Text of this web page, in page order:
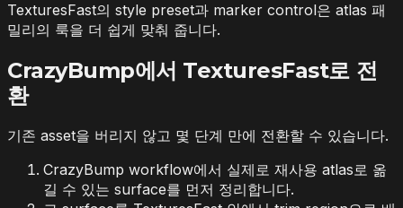
TexturesFast의 style preset과 marker control은 atlas 패
밀리의 룩을 더 쉽게 맞춰 줍니다.
CrazyBump에서 TexturesFast로 전
환
기존 asset을 버리지 않고 몇 단계 만에 전환할 수 있습니다.
CrazyBump workflow에서 실제로 재사용 atlas로 옮
길 수 있는 surface를 먼저 정리합니다.